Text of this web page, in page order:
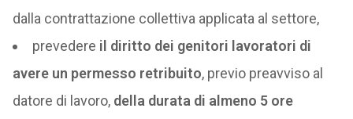
dalla contrattazione collettiva applicata al settore,
prevedere il diritto dei genitori lavoratori di
avere un permesso retribuito, previo preavviso al
datore di lavoro, della durata di almeno 5 ore